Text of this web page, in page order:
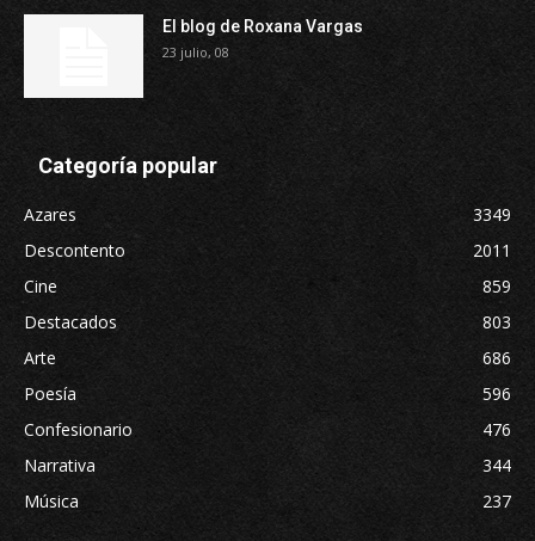
El blog de Roxana Vargas
23 julio, 08
Categoría popular
Azares
3349
Descontento
2011
Cine
859
Destacados
803
Arte
686
Poesía
596
Confesionario
476
Narrativa
344
Música
237